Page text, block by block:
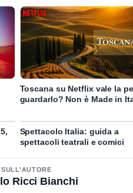
Toscana su Netflix vale la
guardarlo? Non è Made in
Spettacolo Italia: guida a
spettacoli teatrali e comici
SULL'AUTORE
Ricci Bianchi